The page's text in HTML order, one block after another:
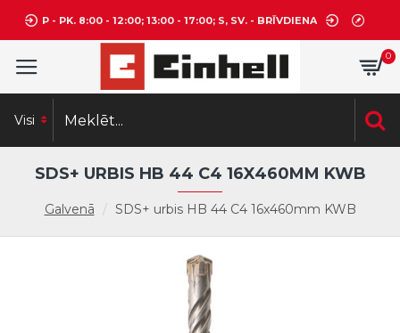
P - PK. 8:00 - 12:00; 13:00 - 17:00; S, SV. - BRĪVDIENA
0
Visi
Galvenā SDS+ urbis HB 44 C4 16x460mm KWB
SDS+ URBIS HB 44 C4 16X460MM KWB